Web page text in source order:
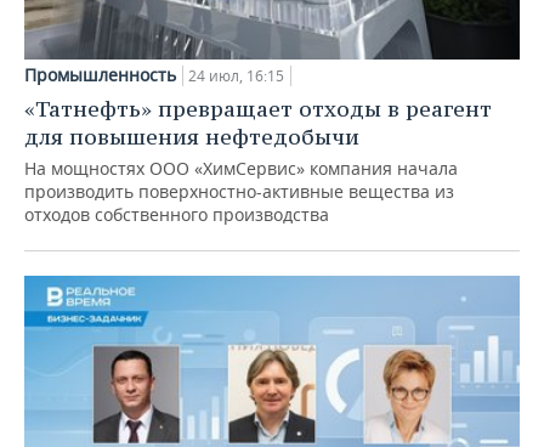
Промышленность 24 июл, 16:15
«Татнефть» превращает отходы в реагент
для повышения нефтедобычи
На мощностях ООО «ХимСервис» компания начала
производить поверхностно-активные вещества из
отходов собственного производства